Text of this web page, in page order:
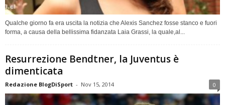
Qualche giorno fa era uscita la notizia che Alexis Sanchez fosse stanco e fuori
forma, a causa della bellissima fidanzata Laia Grassi, la quale,al...
Resurrezione Bendtner, la Juventus è
dimenticata
Redazione BlogDiSport - Nov 15, 2014 0